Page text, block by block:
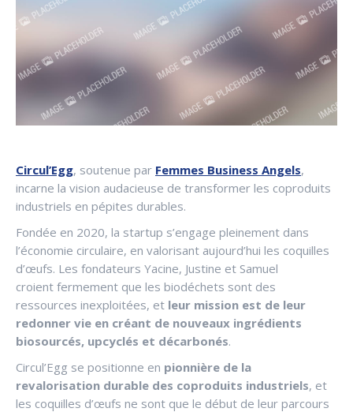
Circul’Egg, soutenue par Femmes Business Angels,
incarne la vision audacieuse de transformer les coproduits
industriels en pépites durables.
Fondée en 2020, la startup s’engage pleinement dans
l’économie circulaire, en valorisant aujourd’hui les coquilles
d’œufs. Les fondateurs Yacine, Justine et Samuel
croient fermement que les biodéchets sont des
ressources inexploitées, et leur mission est de leur
redonner vie en créant de nouveaux ingrédients
biosourcés, upcyclés et décarbonés.
Circul’Egg se positionne en pionnière de la
revalorisation durable des coproduits industriels, et
les coquilles d’œufs ne sont que le début de leur parcours